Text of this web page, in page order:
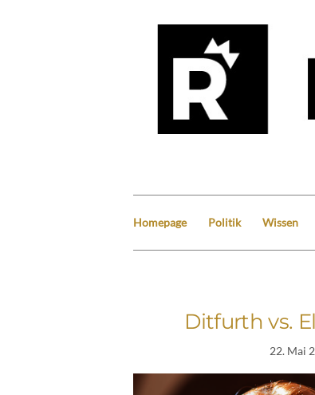
Homepage Politik Wissen
Ditfurth vs.
22. Mai